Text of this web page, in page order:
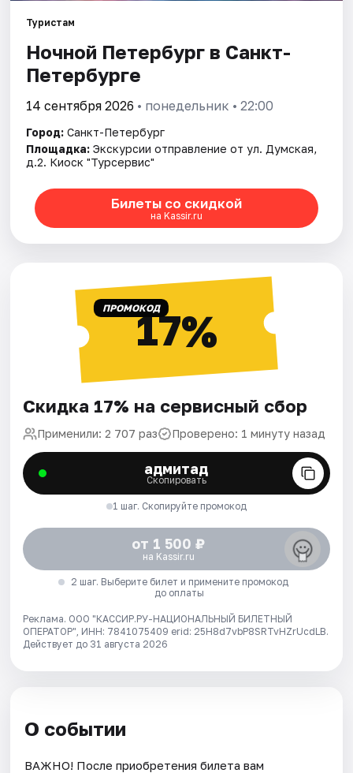
Туристам
Ночной Петербург в Санкт-
Петербурге
14 сентября 2026 • понедельник • 22:00
Город: Санкт-Петербург
Площадка: Экскурсии отправление от ул. Думская,
д.2. Киоск "Турсервис"
Билеты со скидкой
на Kassir.ru
ПРОМОКОД17%
Скидка 17% на сервисный сбор
Применили: 2 707 раз Проверено: 1 минуту назад
адмитад
Скопировать
1 шаг. Скопируйте промокод
от 1 500 ₽
на Kassir.ru
2 шаг. Выберите билет и примените промокод
до оплаты
Реклама. ООО "КАССИР.РУ-НАЦИОНАЛЬНЫЙ БИЛЕТНЫЙ
ОПЕРАТОР", ИНН: 7841075409 erid: 25H8d7vbP8SRTvHZrUcdLB.
Действует до 31 августа 2026
О событии
ВАЖНО! После приобретения билета вам